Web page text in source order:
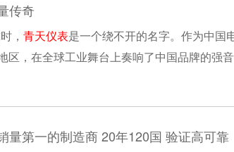
传奇
， 青天仪表是一个绕不开的名字。作为中国
区，在全球工业舞台上奏响了中国品牌的强
第一的制造商 20年120国 验证高可靠